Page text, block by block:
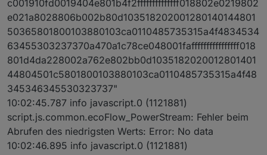
c001910fd0019404e801b4f2ffffffffffffff018802e0219802
e021a8028806b002b80d103518202001280140144801
50365801800103880103ca0110485735315a4f4834534
63455303237370a470a1c78ce048001faffffffffffffffff018
801d4da228002a762e802bb0d1035182020012801401
44804501c5801800103880103ca0110485735315a4f48
345346345530323737"
10:02:45.787 info javascript.0 (1121881)
script.js.common.ecoFlow_PowerStream: Fehler beim
Abrufen des niedrigsten Werts: Error: No data
10:02:46.895 info javascript.0 (1121881)